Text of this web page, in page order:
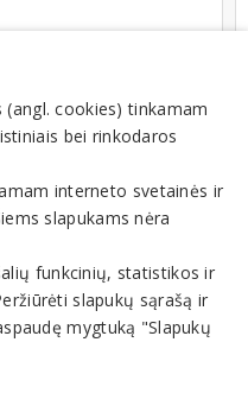
(nuo 2006-07-17)
cookies) tinkamam
bei rinkodaros
interneto svetainės ir
slapukams nėra
funkcinių, statistikos ir
slapukų sąrašą ir
mygtuką "Slapukų